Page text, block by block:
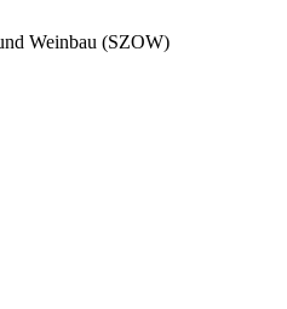
Weinbau (SZOW)